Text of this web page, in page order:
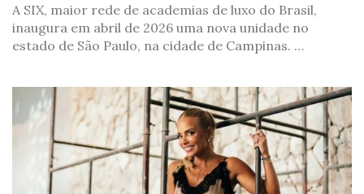
A SIX, maior rede de academias de luxo do Brasil,
inaugura em abril de 2026 uma nova unidade no
estado de São Paulo, na cidade de Campinas. …